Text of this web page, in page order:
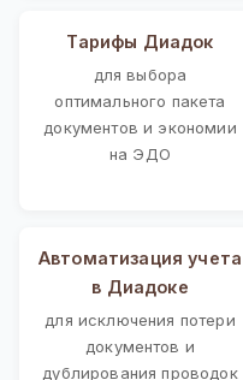
Тарифы Диадок
для выбора
оптимального пакета
документов и экономии
на ЭДО
Автоматизация учета
в Диадоке
для исключения потери
документов и
дублирования проводок